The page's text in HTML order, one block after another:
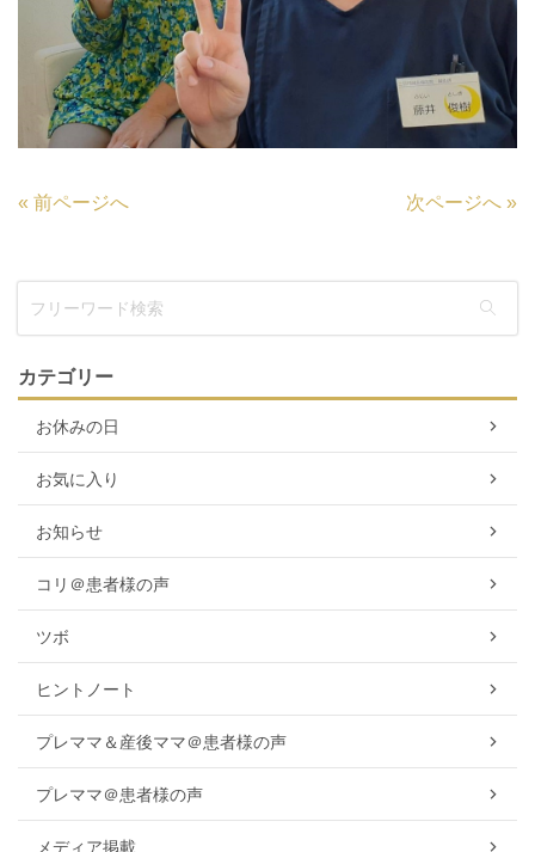
« 前ページへ 次ページへ »
カテゴリー
お休みの日
お気に入り
お知らせ
コリ＠患者様の声
ツボ
ヒントノート
プレママ＆産後ママ＠患者様の声
プレママ＠患者様の声
メディア掲載